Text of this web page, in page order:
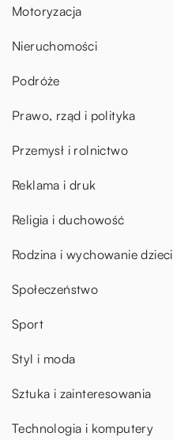
Motoryzacja
Nieruchomości
Podróże
Prawo, rząd i polityka
Przemysł i rolnictwo
Reklama i druk
Religia i duchowość
Rodzina i wychowanie dzieci
Społeczeństwo
Sport
Styl i moda
Sztuka i zainteresowania
Technologia i komputery